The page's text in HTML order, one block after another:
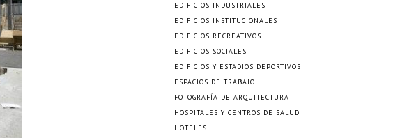
EDIFICIOS INDUSTRIALES
EDIFICIOS INSTITUCIONALES
EDIFICIOS RECREATIVOS
EDIFICIOS SOCIALES
EDIFICIOS Y ESTADIOS DEPORTIVOS
ESPACIOS DE TRABAJO
FOTOGRAFÍA DE ARQUITECTURA
HOSPITALES Y CENTROS DE SALUD
HOTELES